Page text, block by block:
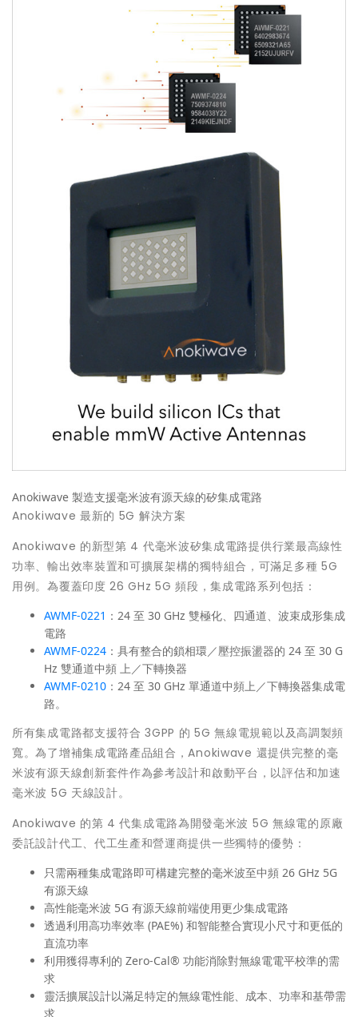
Anokiwave 製造支援毫米波有源天線的矽集成電路
Anokiwave 最新的 5G 解決方案
Anokiwave 的新型第 4 代毫米波矽集成電路提供行業最高線性
功率、輸出效率裝置和可擴展架構的獨特組合，可滿足多種 5G
用例。為覆蓋印度 26 GHz 5G 頻段，集成電路系列包括：
AWMF-0221 ：24 至 30 GHz 雙極化、四通道、波束成形集成
電路
AWMF-0224 ：具有整合的鎖相環／壓控振盪器的 24 至 30 G
Hz 雙通道中頻 上／下轉換器
AWMF-0210 ：24 至 30 GHz 單通道中頻上／下轉換器集成電
路。
所有集成電路都支援符合 3GPP 的 5G 無線電規範以及高調製頻
寬。為了增補集成電路產品組合，Anokiwave 還提供完整的毫
米波有源天線創新套件作為參考設計和啟動平台，以評估和加速
毫米波 5G 天線設計。
Anokiwave 的第 4 代集成電路為開發毫米波 5G 無線電的原廠
委託設計代工、代工生產和營運商提供一些獨特的優勢：
只需兩種集成電路即可構建完整的毫米波至中頻 26 GHz 5G
有源天線
高性能毫米波 5G 有源天線前端使用更少集成電路
透過利用高功率效率 (PAE%) 和智能整合實現小尺寸和更低的
直流功率
利用獲得專利的 Zero-Cal® 功能消除對無線電電平校準的需
求
靈活擴展設計以滿足特定的無線電性能、成本、功率和基帶需
求